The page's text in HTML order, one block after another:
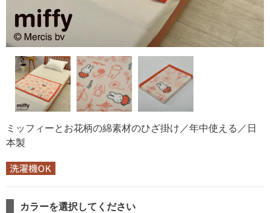
ミッフィーとお花柄の綿素材のひざ掛け／年中使える／日
本製
カラーを選択してください